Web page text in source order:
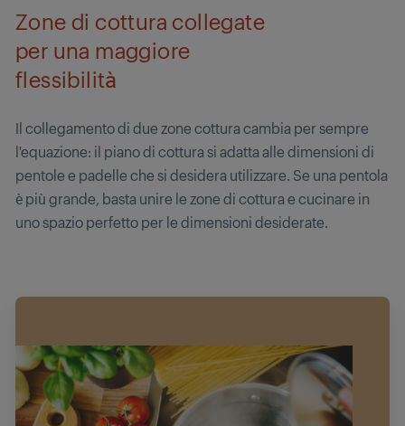
Zone di cottura collegate
per una maggiore
flessibilità
Il collegamento di due zone cottura cambia per sempre
l'equazione: il piano di cottura si adatta alle dimensioni di
pentole e padelle che si desidera utilizzare. Se una pentola
è più grande, basta unire le zone di cottura e cucinare in
uno spazio perfetto per le dimensioni desiderate.